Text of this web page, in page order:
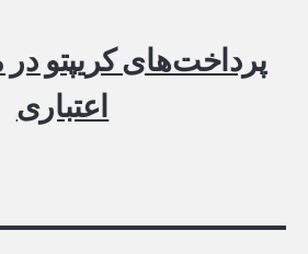
پرداخت‌های کریپتو
اعتباری